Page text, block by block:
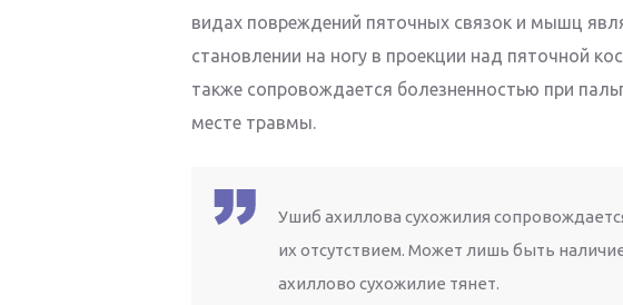
видах повреждений пяточных связок и мышц
становлении на ногу в проекции над пяточной
также сопровождается болезненностью при
месте травмы.
Ушиб ахиллова сухожилия
их отсутствием. Может лишь быть
ахиллово сухожилие тянет.